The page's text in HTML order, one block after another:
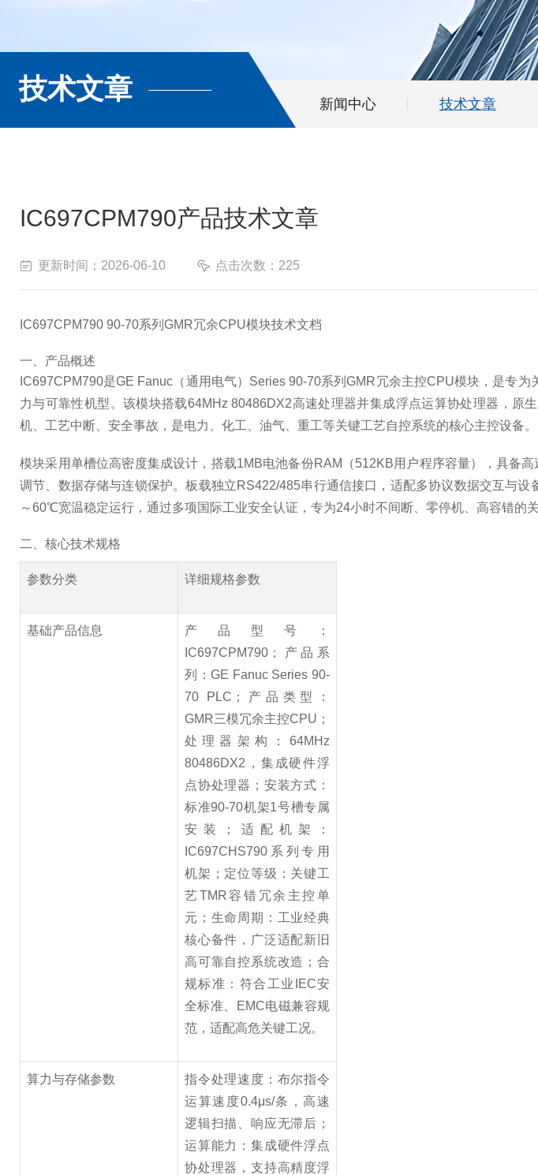
技术文章 新闻中心 技术文章
IC697CPM790产品技术文章
更新时间：2026-06-10 点击次数：225
IC697CPM790 90-70系列GMR冗余CPU模块技术文档
一、产品概述
IC697CPM790是GE Fanuc（通用电气）Series 90-70系列GMR冗余主控CPU模块，是专
力与可靠性机型。该模块搭载64MHz 80486DX2高速处理器并集成浮点运算协处理器，
机、工艺中断、安全事故，是电力、化工、油气、重工等关键工艺自控系统的核心主控设备。
模块采用单槽位高密度集成设计，搭载1MB电池备份RAM（512KB用户程序容量），具备
调节、数据存储与连锁保护。板载独立RS422/485串行通信接口，适配多协议数据交互与
～60℃宽温稳定运行，通过多项国际工业安全认证，专为24小时不间断、零停机、高容错
二、核心技术规格
参数分类 详细规格参数
基础产品信息
产品型号：
IC697CPM790；产品系
列：GE Fanuc Series 90-
70 PLC；产品类型：
GMR三模冗余主控CPU；
处理器架构：64MHz
80486DX2，集成硬件浮
点协处理器；安装方式：
标准90-70机架1号槽专属
安装；适配机架：
IC697CHS790系列专用
机架；定位等级：关键工
艺TMR容错冗余主控单
元；生命周期：工业经典
核心备件，广泛适配新旧
高可靠自控系统改造；合
规标准：符合工业IEC安
全标准、EMC电磁兼容规
范，适配高危关键工况。
算力与存储参数
指令处理速度：布尔指令
运算速度0.4μs/条，高速
逻辑扫描、响应无滞后；
运算能力：集成硬件浮点
协处理器，支持高精度浮